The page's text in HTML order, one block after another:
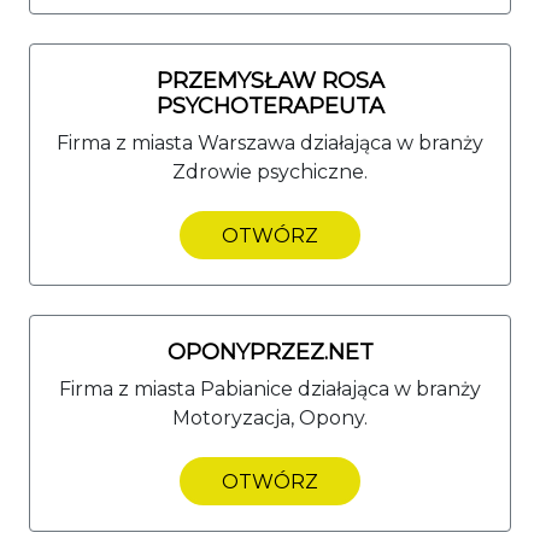
PRZEMYSŁAW ROSA
PSYCHOTERAPEUTA
Firma z miasta Warszawa działająca w branży
Zdrowie psychiczne.
OTWÓRZ
OPONYPRZEZ.NET
Firma z miasta Pabianice działająca w branży
Motoryzacja, Opony.
OTWÓRZ